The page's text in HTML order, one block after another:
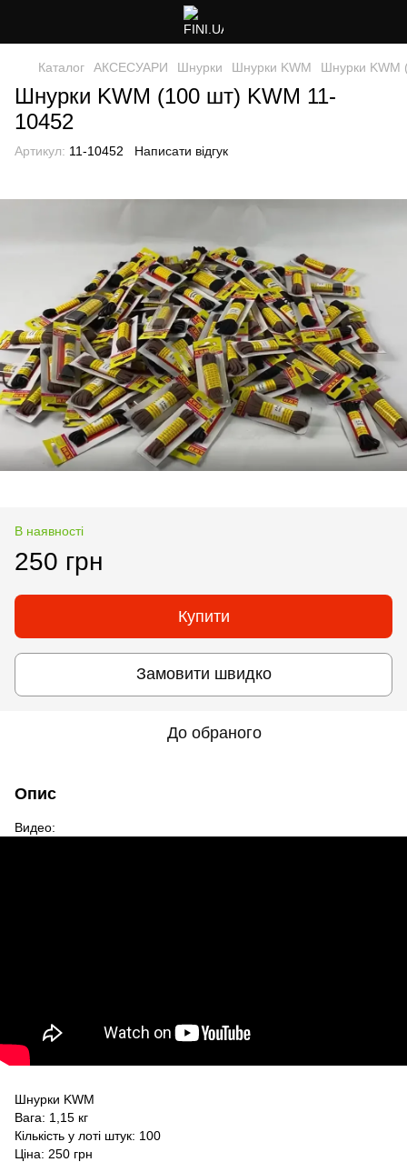
Каталог АКСЕСУАРИ Шнурки Шнурки KWM Шнурки KWM
Шнурки KWM (100 шт) KWM 11-
10452
Артикул: 11-10452 Написати відгук
В наявності
250 грн
Купити
Замовити швидко
До обраного
Опис
Видео:
Шнурки KWM
Вага: 1,15 кг
Кількість у лоті штук: 100
Ціна: 250 грн